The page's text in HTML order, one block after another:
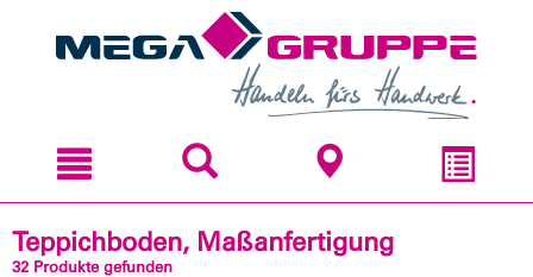
Teppichboden, Maßanfertigung
32 Produkte gefunden